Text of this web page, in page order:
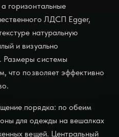
горизонтальные
ЛДСП Egger,
натуральную
и визуально
Размеры системы
что позволяет эффективно
порядка: по обеим
для одежды на вешалках
вещей. Центральный